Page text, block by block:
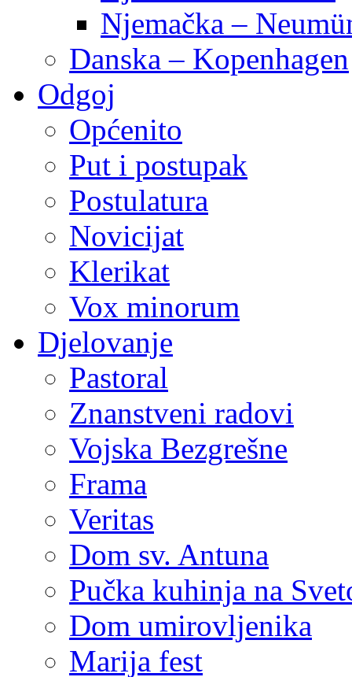
Njemačka –
Danska – Kopenhagen
Odgoj
Općenito
Put i postupak
Postulatura
Novicijat
Klerikat
Vox minorum
Djelovanje
Pastoral
Znanstveni radovi
Vojska Bezgrešne
Frama
Veritas
Dom sv. Antuna
Pučka kuhinja na
Dom umirovljenika
Marija fest